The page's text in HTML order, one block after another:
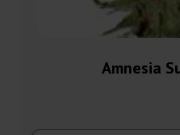
Amnesia